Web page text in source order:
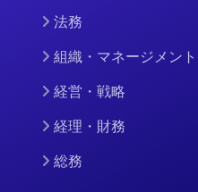
法務
組織・マネージメント
経営・戦略
経理・財務
総務